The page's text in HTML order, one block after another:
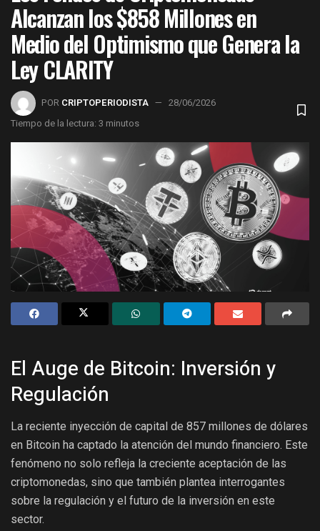
Alcanzan los $858 Millones en
Medio del Optimismo que Genera la
Ley CLARITY
POR CRIPTOPERIODISTA
28/06/2026
Tiempo de la lectura: 3 minutos
El Auge de Bitcoin: Inversión y
Regulación
La reciente inyección de capital de 857 millones de dólares
en Bitcoin ha captado la atención del mundo financiero. Este
fenómeno no solo refleja la creciente aceptación de las
criptomonedas, sino que también plantea interrogantes
sobre la regulación y el futuro de la inversión en este
sector.